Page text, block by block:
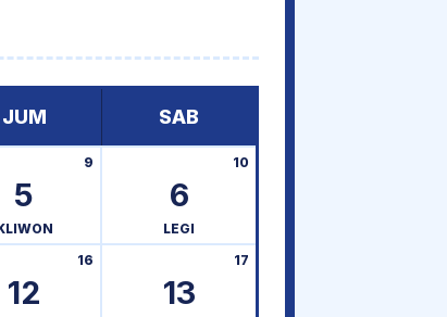
JUM SAB
5
9
6
10
LEGI
12
16
13
17